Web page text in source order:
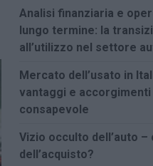
Analisi finanziaria e
lungo termine: la
all’utilizzo nel settore
Mercato dell’usato in
vantaggi e
consapevole
Vizio occulto dell’auto
dell’acquisto?